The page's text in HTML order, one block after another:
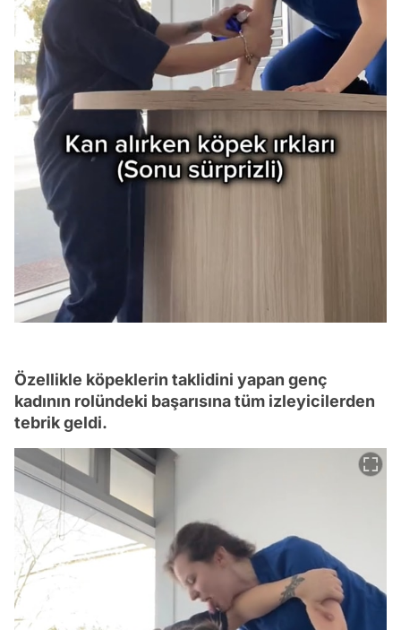
Özellikle köpeklerin taklidini yapan genç
kadının rolündeki başarısına tüm izleyicilerden
tebrik geldi.